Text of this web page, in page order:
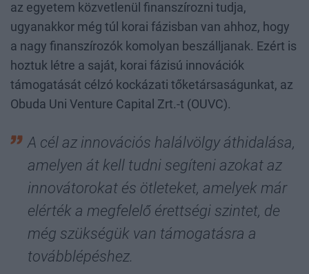
az egyetem közvetlenül finanszírozni tudja,
ugyanakkor még túl korai fázisban van ahhoz, hogy
a nagy finanszírozók komolyan beszálljanak. Ezért is
hoztuk létre a saját, korai fázisú innovációk
támogatását célzó kockázati tőketársaságunkat, az
Obuda Uni Venture Capital Zrt.-t (OUVC).
A cél az innovációs halálvölgy áthidalása,
amelyen át kell tudni segíteni azokat az
innovátorokat és ötleteket, amelyek már
elérték a megfelelő érettségi szintet, de
még szükségük van támogatásra a
továbblépéshez.